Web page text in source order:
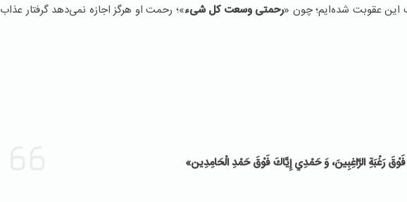
عقوبت شده‌ایم؛ چون «رحمتی وسعت کل شیء»؛ رحمت او هرگز اجازه نمی‌دهد گرفتار عذاب
رَغْبَةِ الرَّاغِبِينَ، وَ حَمْدِي إِيَّاكَ فَوْقَ حَمْدِ الْحَامِدِين‏»